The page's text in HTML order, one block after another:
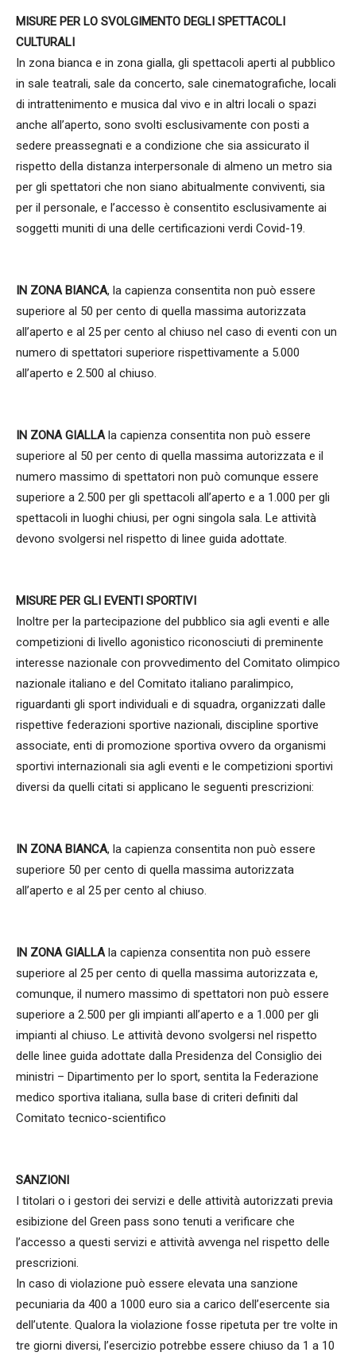
MISURE PER LO SVOLGIMENTO DEGLI SPETTACOLI
CULTURALI
In zona bianca e in zona gialla, gli spettacoli aperti al pubblico
in sale teatrali, sale da concerto, sale cinematografiche, locali
di intrattenimento e musica dal vivo e in altri locali o spazi
anche all’aperto, sono svolti esclusivamente con posti a
sedere preassegnati e a condizione che sia assicurato il
rispetto della distanza interpersonale di almeno un metro sia
per gli spettatori che non siano abitualmente conviventi, sia
per il personale, e l’accesso è consentito esclusivamente ai
soggetti muniti di una delle certificazioni verdi Covid-19.
IN ZONA BIANCA, la capienza consentita non può essere
superiore al 50 per cento di quella massima autorizzata
all’aperto e al 25 per cento al chiuso nel caso di eventi con un
numero di spettatori superiore rispettivamente a 5.000
all’aperto e 2.500 al chiuso.
IN ZONA GIALLAla capienza consentita non può essere
superiore al 50 per cento di quella massima autorizzata e il
numero massimo di spettatori non può comunque essere
superiore a 2.500 per gli spettacoli all’aperto e a 1.000 per gli
spettacoli in luoghi chiusi, per ogni singola sala. Le attività
devono svolgersi nel rispetto di linee guida adottate.
MISURE PER GLI EVENTI SPORTIVI
Inoltre per la partecipazione del pubblico sia agli eventi e alle
competizioni di livello agonistico riconosciuti di preminente
interesse nazionale con provvedimento del Comitato olimpico
nazionale italiano e del Comitato italiano paralimpico,
riguardanti gli sport individuali e di squadra, organizzati dalle
rispettive federazioni sportive nazionali, discipline sportive
associate, enti di promozione sportiva ovvero da organismi
sportivi internazionali sia agli eventi e le competizioni sportivi
diversi da quelli citati si applicano le seguenti prescrizioni:
IN ZONA BIANCA, la capienza consentita non può essere
superiore 50 per cento di quella massima autorizzata
all’aperto e al 25 per cento al chiuso.
IN ZONA GIALLAla capienza consentita non può essere
superiore al 25 per cento di quella massima autorizzata e,
comunque, il numero massimo di spettatori non può essere
superiore a 2.500 per gli impianti all’aperto e a 1.000 per gli
impianti al chiuso. Le attività devono svolgersi nel rispetto
delle linee guida adottate dalla Presidenza del Consiglio dei
ministri – Dipartimento per lo sport, sentita la Federazione
medico sportiva italiana, sulla base di criteri definiti dal
Comitato tecnico-scientifico
SANZIONI
I titolari o i gestori dei servizi e delle attività autorizzati previa
esibizione del Green pass sono tenuti a verificare che
l’accesso a questi servizi e attività avvenga nel rispetto delle
prescrizioni.
In caso di violazione può essere elevata una sanzione
pecuniaria da 400 a 1000 euro sia a carico dell’esercente sia
dell’utente. Qualora la violazione fosse ripetuta per tre volte in
tre giorni diversi, l’esercizio potrebbe essere chiuso da 1 a 10